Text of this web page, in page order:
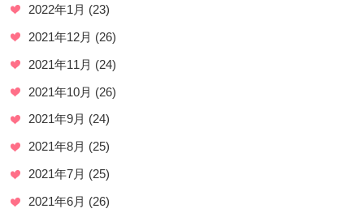
2022年1月 (23)
2021年12月 (26)
2021年11月 (24)
2021年10月 (26)
2021年9月 (24)
2021年8月 (25)
2021年7月 (25)
2021年6月 (26)